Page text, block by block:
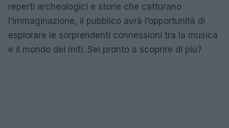
reperti archeologici e storie che catturano
l’immaginazione, il pubblico avrà l’opportunità di
esplorare le sorprendenti connessioni tra la musica
e il mondo dei miti. Sei pronto a scoprire di più?